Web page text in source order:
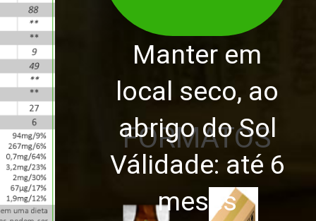
FORMATOS
Manter em
local seco, ao
abrigo do Sol
Válidade: até 6
meses